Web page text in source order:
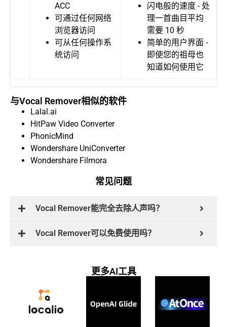
ACC
可通过任何网络
浏览器访问
可从任何操作系
统访问
闪电般的速度 - 处
理一首曲目平均
需要 10 秒
简单的用户界面 -
即使您的祖母也
知道如何使用它
与Vocal Remover相似的软件
Lalal.ai
HitPaw Video Converter
PhonicMind
Wondershare UniConverter
Wondershare Filmora
常见问题
Vocal Remover能完全去除人声吗？
Vocal Remover可以免费使用吗？
更多AI工具